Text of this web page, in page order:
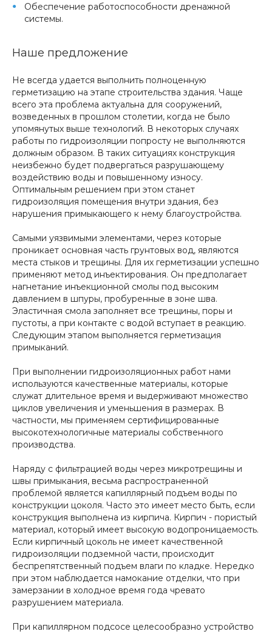
Обеспечение работоспособности дренажной
системы.
Наше предложение
Не всегда удается выполнить полноценную
герметизацию на этапе строительства здания. Чаще
всего эта проблема актуальна для сооружений,
возведенных в прошлом столетии, когда не было
упомянутых выше технологий. В некоторых случаях
работы по гидроизоляции попросту не выполняются
должным образом. В таких ситуациях конструкция
неизбежно будет подвергаться разрушающему
воздействию воды и повышенному износу.
Оптимальным решением при этом станет
гидроизоляция помещения внутри здания, без
нарушения примыкающего к нему благоустройства.
Самыми уязвимыми элементами, через которые
проникает основная часть грунтовых вод, являются
места стыков и трещины. Для их герметизации успешно
применяют метод инъектирования. Он предполагает
нагнетание инъекционной смолы под высоким
давлением в шпуры, пробуренные в зоне шва.
Эластичная смола заполняет все трещины, поры и
пустоты, а при контакте с водой вступает в реакцию.
Следующим этапом выполняется герметизация
примыканий.
При выполнении гидроизоляционных работ нами
используются качественные материалы, которые
служат длительное время и выдерживают множество
циклов увеличения и уменьшения в размерах. В
частности, мы применяем сертифицированные
высокотехнологичные материалы собственного
производства.
Наряду с фильтрацией воды через микротрещины и
швы примыкания, весьма распространенной
проблемой является капиллярный подъем воды по
конструкции цоколя. Часто это имеет место быть, если
конструкция выполнена из кирпича. Кирпич - пористый
материал, который имеет высокую водопроницаемость.
Если кирпичный цоколь не имеет качественной
гидроизоляции подземной части, происходит
беспрепятственный подъем влаги по кладке. Нередко
при этом наблюдается намокание отделки, что при
замерзании в холодное время года чревато
разрушением материала.
При капиллярном подсосе целесообразно устройство